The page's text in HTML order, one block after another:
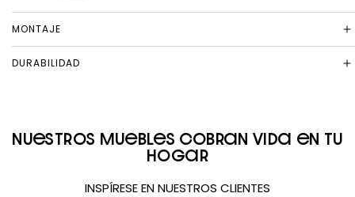
MONTAJE
DURABILIDAD
Nuestros muebles cobran vida en tu
hogar
INSPÍRESE EN NUESTROS CLIENTES